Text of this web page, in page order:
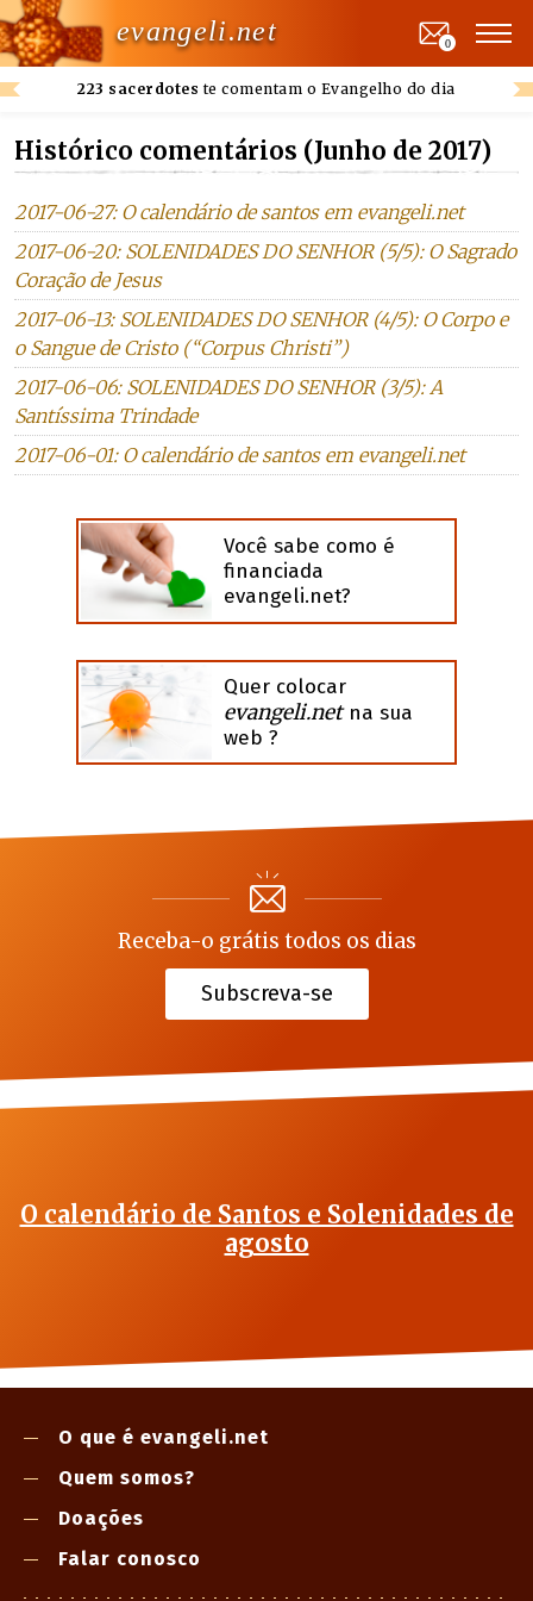
evangeli.net
223 sacerdotes te comentam o Evangelho do dia
0
Histórico comentários (Junho de 2017)
2017-06-27: O calendário de santos em evangeli.net
2017-06-20: SOLENIDADES DO SENHOR (5/5): O Sagrado
Coração de Jesus
2017-06-13: SOLENIDADES DO SENHOR (4/5): O Corpo e
o Sangue de Cristo (“Corpus Christi”)
2017-06-06: SOLENIDADES DO SENHOR (3/5): A
Santíssima Trindade
2017-06-01: O calendário de santos em evangeli.net
Você sabe como é
financiada
evangeli.net?
Quer colocar
evangeli.netna sua
web ?
Receba-o grátis todos os dias
Subscreva-se
O calendário de Santos e Solenidades de
agosto
O que é evangeli.net
Quem somos?
Doações
Falar conosco